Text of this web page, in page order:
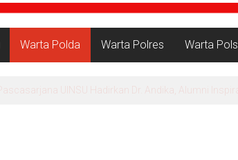
Warta Polda Warta Polres Warta
Pascasarjana UINSU Hadirkan Dr. Andika, Alumni